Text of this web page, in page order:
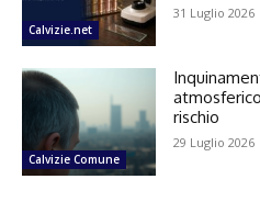
Calvizie.net
31 Luglio 2026
Calvizie Comune
rischio
29 Luglio 2026